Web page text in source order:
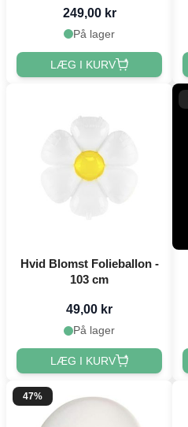
249,00 kr
På lager
LÆG I KURV
Hvid Blomst Folieballon -
103 cm
49,00 kr
På lager
LÆG I KURV
47%